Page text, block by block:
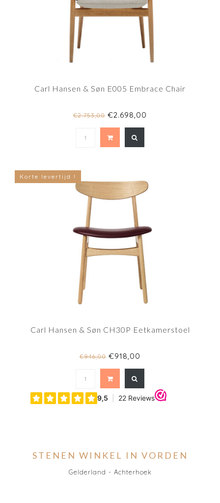
Carl Hansen & Søn E005 Embrace Chair
€2.753,00 €2.698,00
Korte levertijd !
Carl Hansen & Søn CH30P Eetkamerstoel
€946,00 €918,00
STENEN WINKEL IN VORDEN
Gelderland - Achterhoek